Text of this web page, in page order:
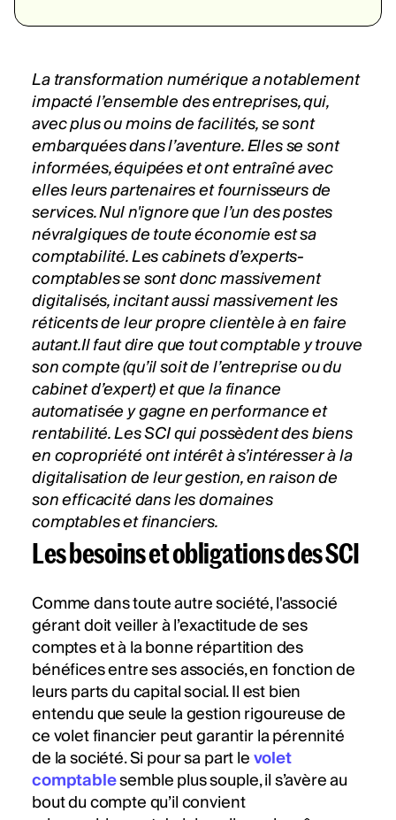
La transformation numérique a notablement
impacté l’ensemble des entreprises, qui,
avec plus ou moins de facilités, se sont
embarquées dans l’aventure. Elles se sont
informées, équipées et ont entraîné avec
elles leurs partenaires et fournisseurs de
services. Nul n'ignore que l’un des postes
névralgiques de toute économie est sa
comptabilité. Les cabinets d’experts-
comptables se sont donc massivement
digitalisés, incitant aussi massivement les
réticents de leur propre clientèle à en faire
autant.Il faut dire que tout comptable y trouve
son compte (qu’il soit de l’entreprise ou du
cabinet d’expert) et que la finance
automatisée y gagne en performance et
rentabilité. Les SCI qui possèdent des biens
encopropriétéont intérêt à s’intéresser à la
digitalisation de leur gestion, en raison de
son efficacité dans les domaines
comptables et financiers.
Les besoins et obligations des SCI
Comme dans toute autre société, l'associé
gérant doit veiller à l’exactitude de ses
comptes et à la bonne répartition des
bénéfices entre ses associés, en fonction de
leurs parts du capital social. Il est bien
entendu que seule la gestion rigoureuse de
ce volet financier peut garantir la pérennité
de la société. Si pour sa part levolet
comptablesemble plus souple, il s’avère au
bout du compte qu’il convient